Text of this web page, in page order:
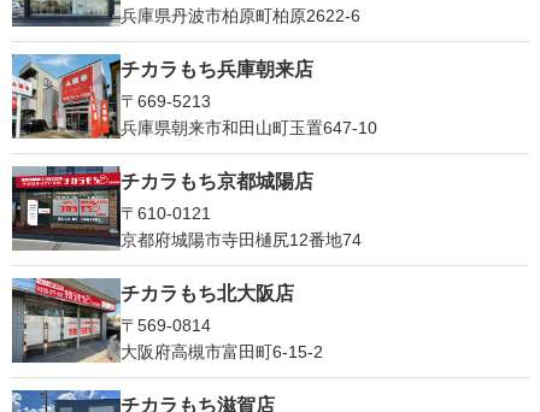
兵庫県丹波市柏原町柏原2622-6
チカラもち兵庫朝来店
〒669-5213
兵庫県朝来市和田山町玉置647-10
チカラもち京都城陽店
〒610-0121
京都府城陽市寺田樋尻12番地74
チカラもち北大阪店
〒569-0814
大阪府高槻市富田町6-15-2
チカラもち滋賀店